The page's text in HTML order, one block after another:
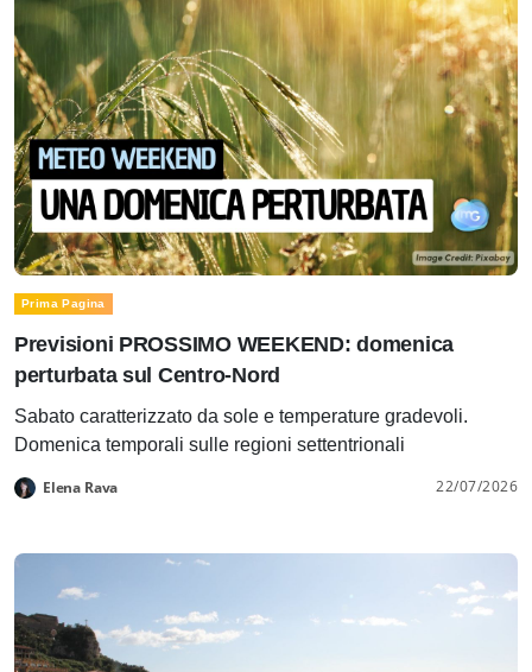
Prima Pagina
Previsioni PROSSIMO WEEKEND: domenica
perturbata sul Centro-Nord
Sabato caratterizzato da sole e temperature gradevoli.
Domenica temporali sulle regioni settentrionali
Elena Rava 22/07/2026